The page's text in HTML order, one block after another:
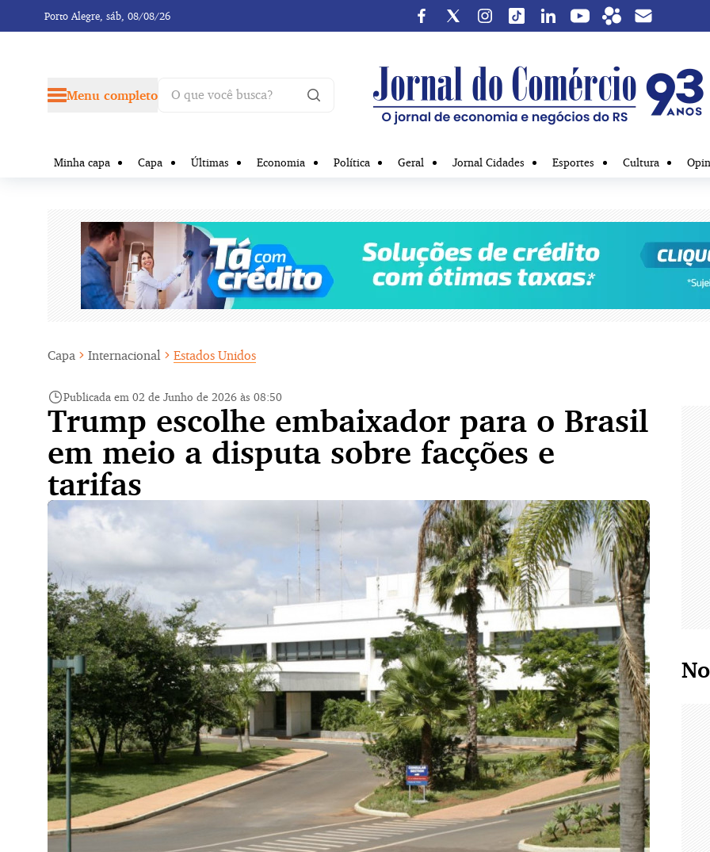
Porto Alegre, sáb, 08/08/26
Menu completo
Minha capa Capa Últimas Economia Política Geral Jornal Cidades Esportes Cultura
Capa Internacional Estados Unidos
Publicada em 02 de Junho de 2026 às 08:50
Trump escolhe embaixador para o Brasil
em meio a disputa sobre facções e
tarifas